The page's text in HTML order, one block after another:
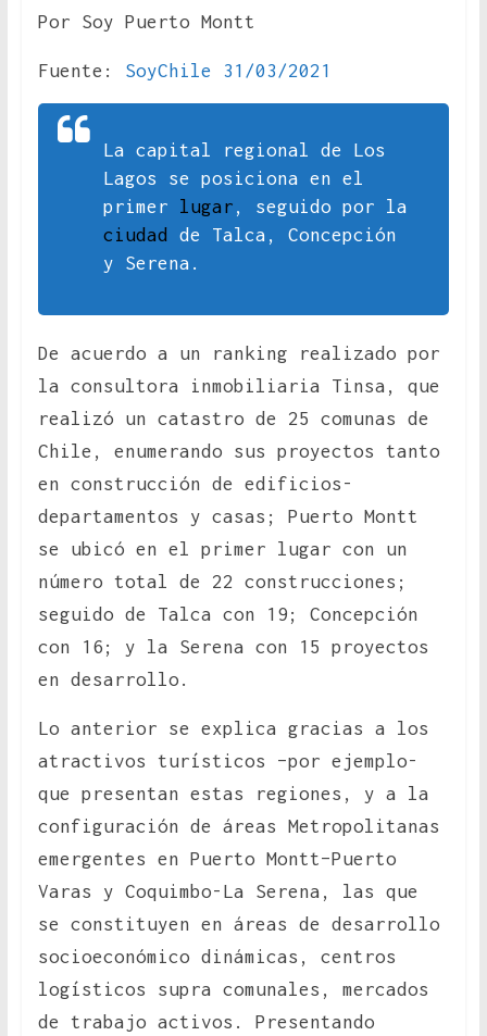
Por Soy Puerto Montt
Fuente: SoyChile 31/03/2021
La capital regional de Los
Lagos se posiciona en el
primer lugar , seguido por la
ciudad
de Talca, Concepción
y Serena.
De acuerdo a un ranking realizado por
la consultora inmobiliaria Tinsa, que
realizó un catastro de 25 comunas de
Chile, enumerando sus proyectos tanto
en construcción de edificios-
departamentos y casas; Puerto Montt
se ubicó en el primer lugar con un
número total de 22 construcciones;
seguido de Talca con 19; Concepción
con 16; y la Serena con 15 proyectos
en desarrollo.
Lo anterior se explica gracias a los
atractivos turísticos –por ejemplo-
que presentan estas regiones, y a la
configuración de áreas Metropolitanas
emergentes en Puerto Montt–Puerto
Varas y Coquimbo-La Serena, las que
se constituyen en áreas de desarrollo
socioeconómico dinámicas, centros
logísticos supra comunales, mercados
de trabajo activos. Presentando